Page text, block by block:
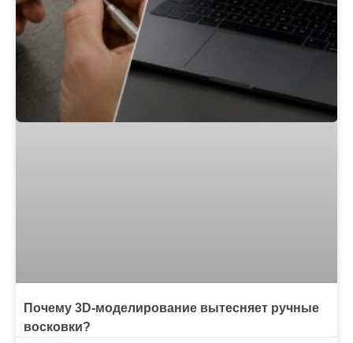
Почему 3D-моделирование вытесняет ручные
восковки?